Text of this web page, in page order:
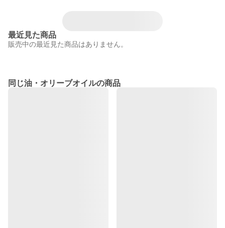
最近見た商品
販売中の最近見た商品はありません。
同じ油・オリーブオイルの商品